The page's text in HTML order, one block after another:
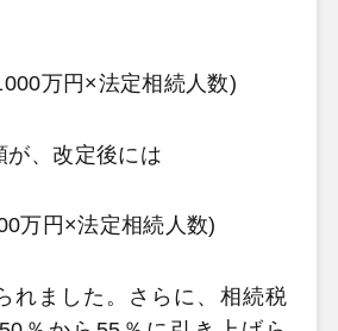
万円×法定相続人数)
が、改定後には
万円×法定相続人数)
れました。さらに、相続税